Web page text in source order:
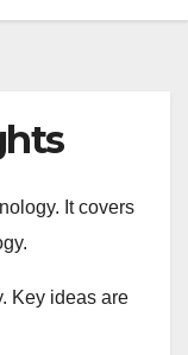
It covers
Key ideas are